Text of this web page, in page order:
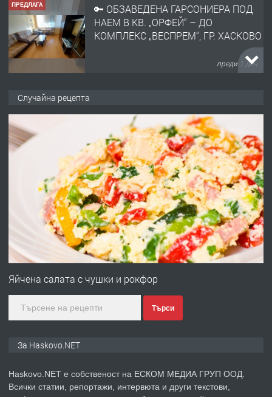
ПРЕДЛАГА
🔑 ОБЗАВЕДЕНА ГАРСОНИЕРА ПОД
НАЕМ В КВ. „ОРФЕЙ“ – ДО
КОМПЛЕКС „ВЕСПРЕМ“, ГР. ХАСКОВО
преди 1 ден
АПАРТАМЕНТ В ЦЕНТЪРА НА ГР.
ХАСКОВО
преди 2 дни
Давам гараж под наем
преди 2 дни
ПРЕДЛАГА
№4120 Магазин/Офис под наем в кв.
градската градина!
преди 3 дни
Случайна рецепта
Яйчена салата с чушки и рокфор
Търси
За Haskovo.NET
Haskovo.NET е собственост на ЕСКОМ МЕДИА ГРУП ООД.
Всички статии, репортажи, интервюта и други текстови,